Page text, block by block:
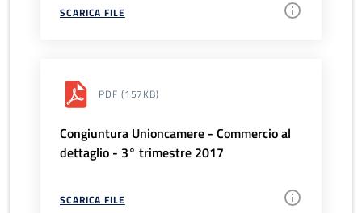
SCARICA FILE
PDF (157KB)
Congiuntura Unioncamere - Commercio al
dettaglio - 3° trimestre 2017
SCARICA FILE